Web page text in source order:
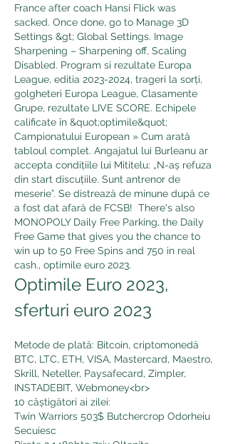
France after coach Hansi Flick was
sacked. Once done, go to Manage 3D
Settings &gt; Global Settings. Image
Sharpening – Sharpening off, Scaling
Disabled. Program si rezultate Europa
League, editia 2023-2024, trageri la sorți,
golgheteri Europa League, Clasamente
Grupe, rezultate LIVE SCORE. Echipele
calificate în &quot;optimile&quot;
Campionatului European » Cum arată
tabloul complet. Angajatul lui Burleanu ar
accepta condițiile lui Mititelu: „N-aș refuza
din start discuțiile. Sunt antrenor de
meserie”. Se distrează de minune după ce
a fost dat afară de FCSB!  There's also
MONOPOLY Daily Free Parking, the Daily
Free Game that gives you the chance to
win up to 50 Free Spins and 750 in real
cash., optimile euro 2023.
Optimile Euro 2023,
sferturi euro 2023
Metode de plată: Bitcoin, criptomonedă
BTC, LTC, ETH, VISA, Mastercard, Maestro,
Skrill, Neteller, Paysafecard, Zimpler,
INSTADEBIT, Webmoney<br>
10 câștigători ai zilei:
Twin Warriors 503$ Butchercrop Odorheiu
Secuiesc